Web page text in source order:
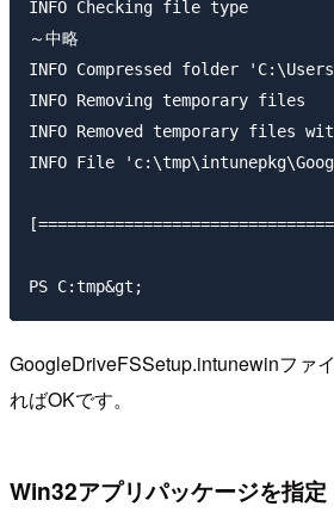
INFO Checking file type
～中略
INFO Compressed folder
INFO Removing temporary files
INFO Removed temporary files
INFO File
PS C:tmp&gt;
GoogleDriveFSSetup.intunewinファ
ればOKです。
Win32アプリパッケージを指定